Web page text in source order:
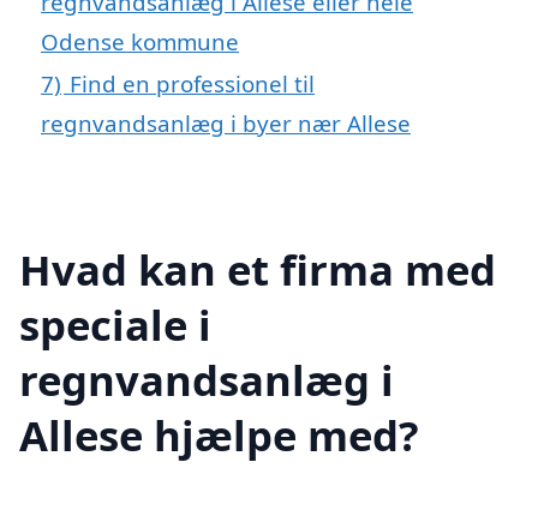
Odense kommune
7) Find en professionel til
regnvandsanlæg i byer nær Allese
Hvad kan et firma med
speciale i
regnvandsanlæg i
Allese hjælpe med?